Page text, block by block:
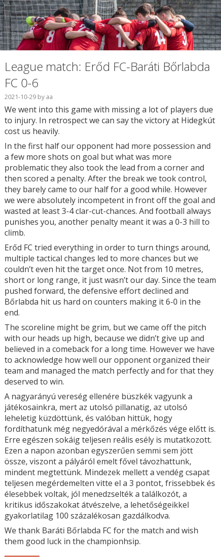
League match: Erőd FC-Baráti Bőrlabda
FC 0-6
2021-10-29byaa
We went into this game with missing a lot of players due
to injury. In retrospect we can say the victory at Hidegkút
cost us heavily.
In the first half our opponent had more possession and
a few more shots on goal but what was more
problematic they also took the lead from a corner and
then scored a penalty. After the break we took control,
they barely came to our half for a good while. However
we were absolutely incompetent in front off the goal and
wasted at least 3-4 clar-cut-chances. And football always
punishes you, another penalty meant it was a 0-3 hill to
climb.
Erőd FC tried everything in order to turn things around,
multiple tactical changes led to more chances but we
couldn’t even hit the target once. Not from 10 metres,
short or long range, it just wasn’t our day. Since the team
pushed forward, the defensive effort declined and
Bőrlabda hit us hard on counters making it 6-0 in the
end.
The scoreline might be grim, but we came off the pitch
with our heads up high, because we didn’t give up and
believed in a comeback for a long time. However we have
to acknowledge how well our opponent organized their
team and managed the match perfectly and for that they
deserved to win.
A nagyarányú vereség ellenére büszkék vagyunk a
játékosainkra, mert az utolsó pillanatig, az utolsó
leheletig küzdöttünk, és valóban hittük, hogy
fordíthatunk még negyedórával a mérkőzés vége előtt is.
Erre egészen sokáig teljesen reális esély is mutatkozott.
Ezen a napon azonban egyszerűen semmi sem jött
össze, viszont a pályáról emelt fővel távozhattunk,
mindent megtettünk. Mindezek mellett a vendég csapat
teljesen megérdemelten vitte el a 3 pontot, frissebbek és
élesebbek voltak, jól menedzselték a találkozót, a
kritikus időszakokat átvészelve, a lehetőségeikkel
gyakorlatilag 100 százalékosan gazdálkodva.
We thank Baráti Bőrlabda FC for the match and wish
them good luck in the championhsip.